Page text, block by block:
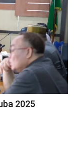
2025